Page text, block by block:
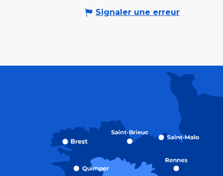
Signaler une erreur